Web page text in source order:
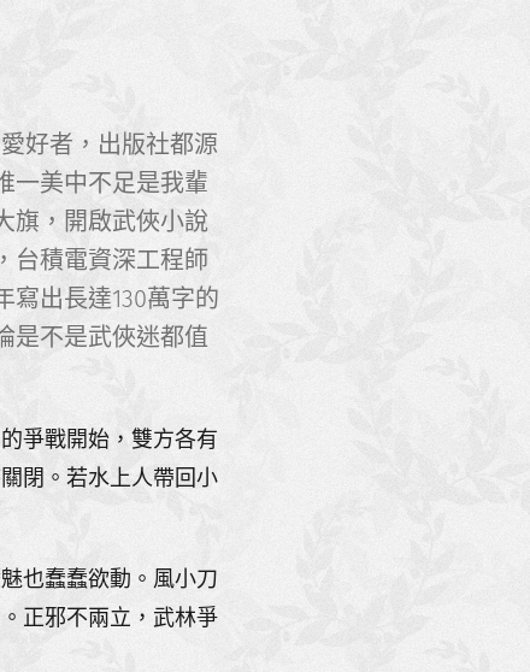
好者，出版社都源
一美中不足是我輩
旗，開啟武俠小說
台積電資深工程師
寫出長達130萬字的
是不是武俠迷都值
爭戰開始，雙方各有
閉。若水上人帶回小
也蠢蠢欲動。風小刀
正邪不兩立，武林爭